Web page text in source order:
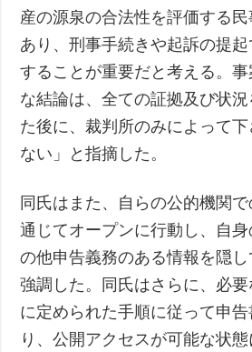
産の源泉の合法性を評価する
あり、刑事手続きや起訴の提
することが重要だと考える。
な結論は、全ての証拠及び状
た後に、裁判所のみによって
ない」と指摘した。
同氏はまた、自らの公的機関
通じてオープンに行動し、自
の他申告義務のある情報を隠
強調した。同氏はさらに、必
に定められた手順に従って申
り、公開アクセスが可能な状態